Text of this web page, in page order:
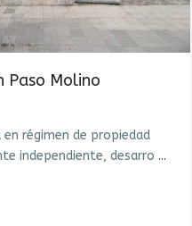
Paso Molino
régimen de propiedad
independiente, desarro ...